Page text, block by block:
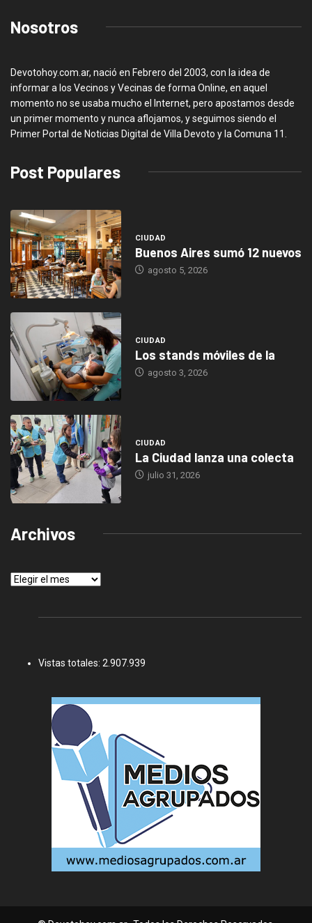
Nosotros
Devotohoy.com.ar, nació en Febrero del 2003, con la idea de
informar a los Vecinos y Vecinas de forma Online, en aquel
momento no se usaba mucho el Internet, pero apostamos desde
un primer momento y nunca aflojamos, y seguimos siendo el
Primer Portal de Noticias Digital de Villa Devoto y la Comuna 11.
Post Populares
CIUDAD
Buenos Aires sumó 12 nuevos
agosto 5, 2026
CIUDAD
Los stands móviles de la
agosto 3, 2026
CIUDAD
La Ciudad lanza una colecta
julio 31, 2026
Archivos
Archivos
Vistas totales: 2.907.939